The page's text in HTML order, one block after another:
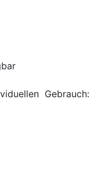
Gebrauch: